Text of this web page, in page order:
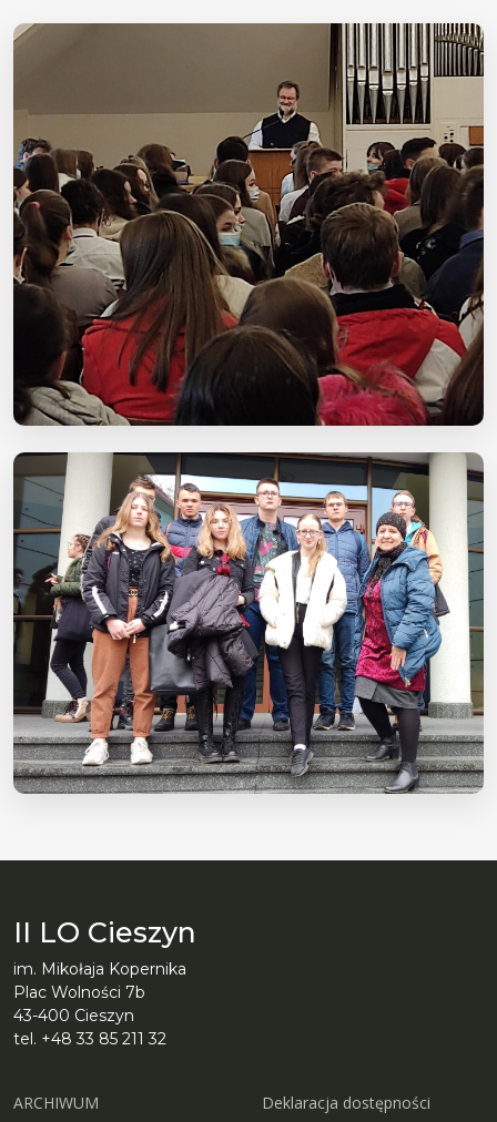
II LO Cieszyn
im. Mikołaja Kopernika
Plac Wolności 7b
43-400 Cieszyn
tel. +48 33 85 211 32
ARCHIWUM Deklaracja dostępności